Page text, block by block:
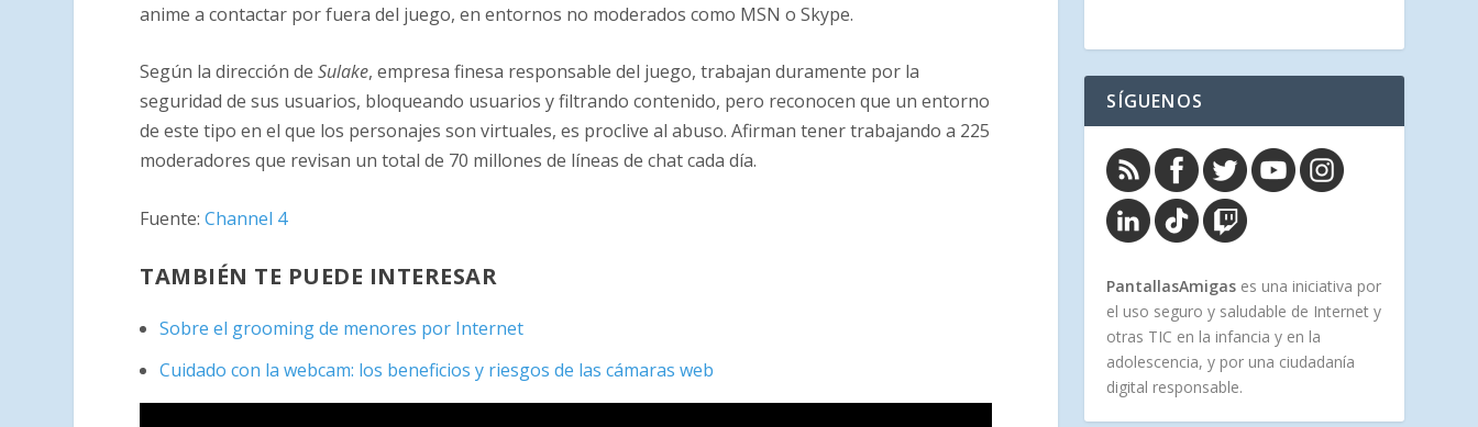
anime a contactar por fuera del juego, en entornos no moderados como MSN o Skype.
Según la dirección deSulake, empresa finesa responsable del juego, trabajan duramente por la
seguridad de sus usuarios, bloqueando usuarios y filtrando contenido, pero reconocen que un entorno
de este tipo en el que los personajes son virtuales, es proclive al abuso. Afirman tener trabajando a 225
moderadores que revisan un total de 70 millones de líneas de chat cada día.
Fuente:Channel 4
TAMBIÉN TE PUEDE INTERESAR
Sobre el grooming de menores por Internet
Cuidado con la webcam: los beneficios y riesgos de las cámaras web
SÍGUENOS
PantallasAmigas es una iniciativa por
el uso seguro y saludable de Internet y
otras TIC en la infancia y en la
adolescencia, y por una ciudadanía
digital responsable.